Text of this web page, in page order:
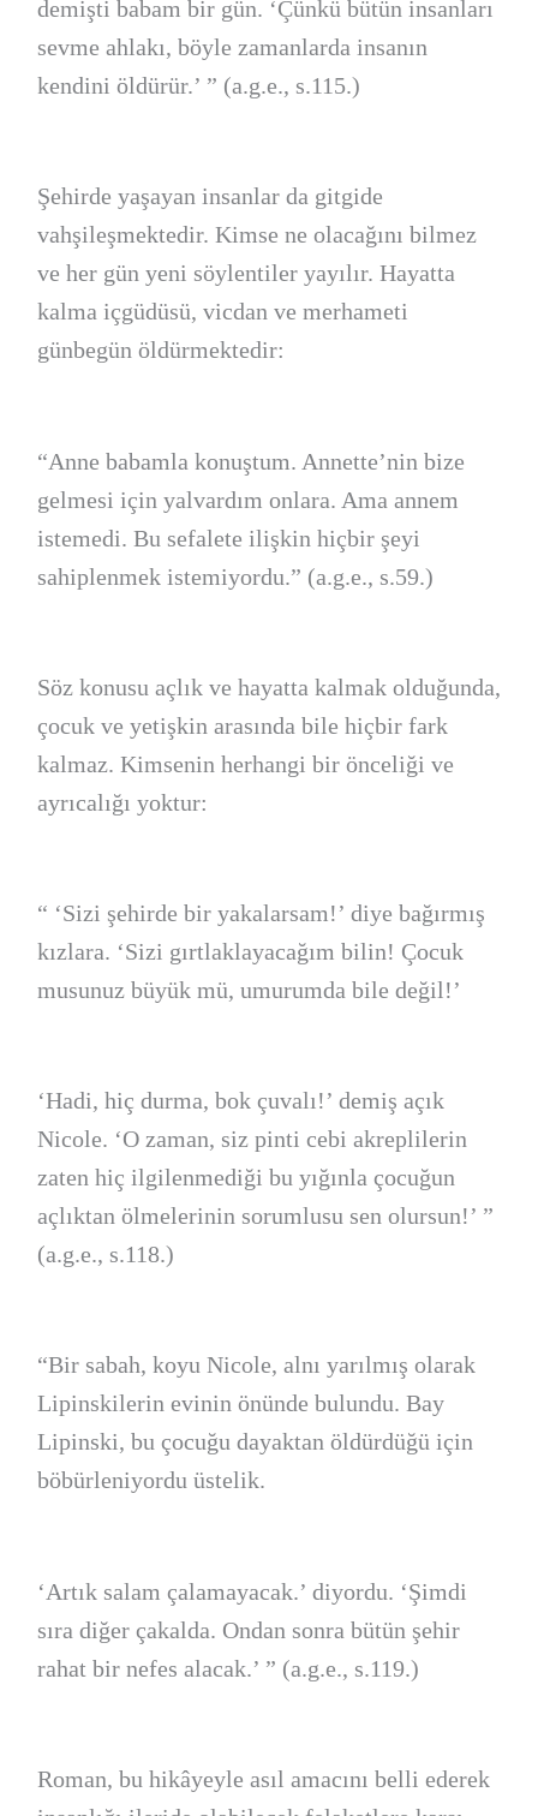
demişti babam bir gün. ‘Çünkü bütün insanları
sevme ahlakı, böyle zamanlarda insanın
kendini öldürür.’ ” (a.g.e., s.115.)
Şehirde yaşayan insanlar da gitgide
vahşileşmektedir. Kimse ne olacağını bilmez
ve her gün yeni söylentiler yayılır. Hayatta
kalma içgüdüsü, vicdan ve merhameti
günbegün öldürmektedir:
“Anne babamla konuştum. Annette’nin bize
gelmesi için yalvardım onlara. Ama annem
istemedi. Bu sefalete ilişkin hiçbir şeyi
sahiplenmek istemiyordu.” (a.g.e., s.59.)
Söz konusu açlık ve hayatta kalmak olduğunda,
çocuk ve yetişkin arasında bile hiçbir fark
kalmaz. Kimsenin herhangi bir önceliği ve
ayrıcalığı yoktur:
“ ‘Sizi şehirde bir yakalarsam!’ diye bağırmış
kızlara. ‘Sizi gırtlaklayacağım bilin! Çocuk
musunuz büyük mü, umurumda bile değil!’
‘Hadi, hiç durma, bok çuvalı!’ demiş açık
Nicole. ‘O zaman, siz pinti cebi akreplilerin
zaten hiç ilgilenmediği bu yığınla çocuğun
açlıktan ölmelerinin sorumlusu sen olursun!’ ”
(a.g.e., s.118.)
“Bir sabah, koyu Nicole, alnı yarılmış olarak
Lipinskilerin evinin önünde bulundu. Bay
Lipinski, bu çocuğu dayaktan öldürdüğü için
böbürleniyordu üstelik.
‘Artık salam çalamayacak.’ diyordu. ‘Şimdi
sıra diğer çakalda. Ondan sonra bütün şehir
rahat bir nefes alacak.’ ” (a.g.e., s.119.)
Roman, bu hikâyeyle asıl amacını belli ederek